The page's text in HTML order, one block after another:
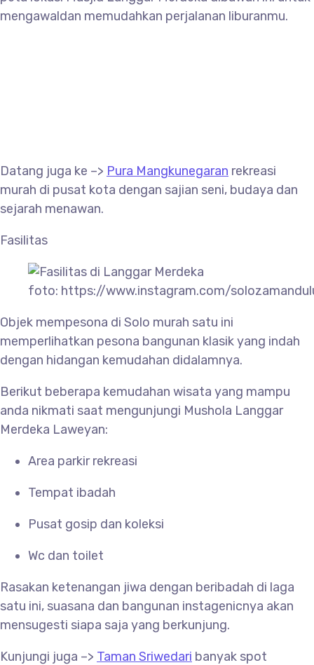
mengawaldan memudahkan perjalanan liburanmu.
Datang juga ke –> Pura Mangkunegaran rekreasi
murah di pusat kota dengan sajian seni, budaya dan
sejarah menawan.
Fasilitas
foto: https://www.instagram.com/
Objek mempesona di Solo murah satu ini
memperlihatkan pesona bangunan klasik yang indah
dengan hidangan kemudahan didalamnya.
Berikut beberapa kemudahan wisata yang mampu
anda nikmati saat mengunjungi Mushola Langgar
Merdeka Laweyan:
Area parkir rekreasi
Tempat ibadah
Pusat gosip dan koleksi
Wc dan toilet
Rasakan ketenangan jiwa dengan beribadah di laga
satu ini, suasana dan bangunan instagenicnya akan
mensugesti siapa saja yang berkunjung.
Kunjungi juga –> Taman Sriwedari banyak spot